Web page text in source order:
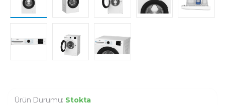
Ürün Durumu: Stokta